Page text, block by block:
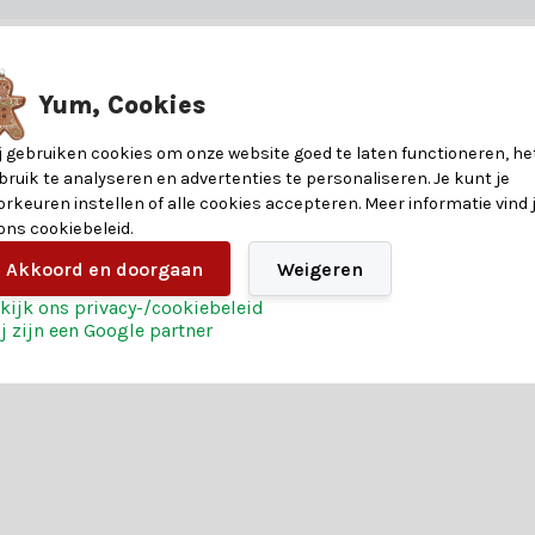
Voor meer informatie raadpleeg je de specificatietabel.
Weet je nog niet zeker welke LED-kaarsen bij jouw wensen
van uitstekende voorwaarden. Ontdek de voordelen:
12,5
12,5
Glas & wax
Yum, Cookies
gebruiken cookies om onze website goed te laten functioneren,
te analyseren en advertenties te personaliseren. Je kunt je
instellen of alle cookies accepteren. Meer informatie vind
cookiebeleid.
Akkoord en doorgaan
Weigeren
ons privacy-/cookiebeleid
zijn een Google partner